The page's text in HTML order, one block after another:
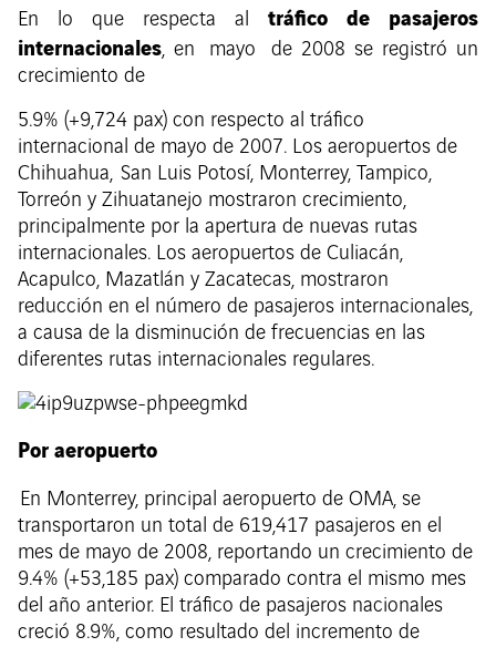
En lo que respecta al tráfico de pasajeros
internacionales, en mayo de 2008 se registró un
crecimiento de
5.9% (+9,724 pax) con respecto al tráfico
internacional de mayo de 2007. Los aeropuertos de
Chihuahua, San Luis Potosí, Monterrey, Tampico,
Torreón y Zihuatanejo mostraron crecimiento,
principalmente por la apertura de nuevas rutas
internacionales. Los aeropuertos de Culiacán,
Acapulco, Mazatlán y Zacatecas, mostraron
reducción en el número de pasajeros internacionales,
a causa de la disminución de frecuencias en las
diferentes rutas internacionales regulares.
Por aeropuerto
En Monterrey, principal aeropuerto de OMA, se
transportaron un total de 619,417 pasajeros en el
mes de mayo de 2008, reportando un crecimiento de
9.4% (+53,185 pax) comparado contra el mismo mes
del año anterior. El tráfico de pasajeros nacionales
creció 8.9%, como resultado del incremento de